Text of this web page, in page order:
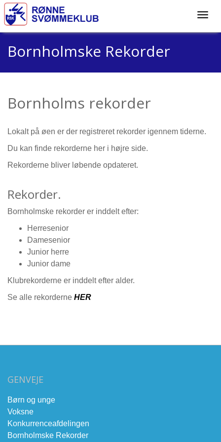
Bornholmske Rekorder
Bornholms rekorder
Lokalt på øen er der registreret rekorder igennem tiderne.
Du kan finde rekorderne her i højre side.
Rekorderne bliver løbende opdateret.
Rekorder.
Bornholmske rekorder er inddelt efter:
Herresenior
Damesenior
Junior herre
Junior dame
Klubrekorderne er inddelt efter alder.
Se alle rekorderne HER
GENVEJE
Børn og unge
Voksne
Konkurrenceafdelingen
Bornholmske Rekorder